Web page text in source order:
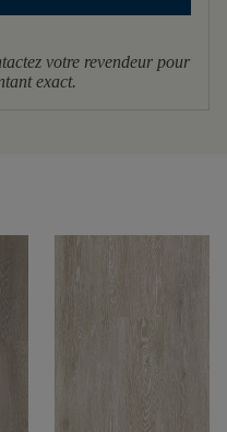
votre revendeur pour
exact.